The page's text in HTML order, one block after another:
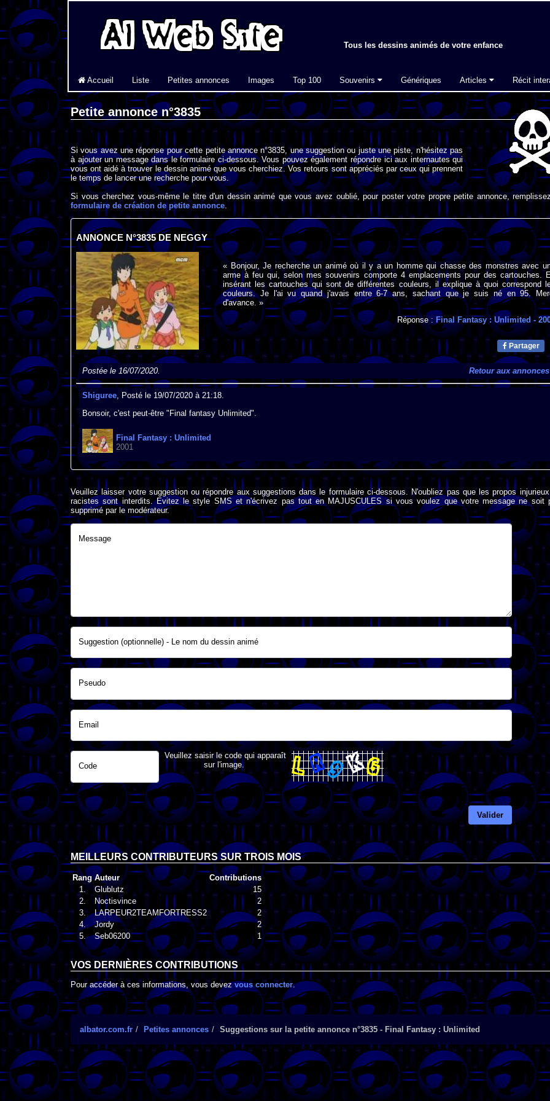
Tous les dessins animés de votre enfance
Accueil Liste Petites annonces Images Top 100 Souvenirs Génériques Articles Récit
Petite annonce n°3835
Si vous avez une réponse pour cette petite annonce n°3835, une suggestion ou juste une piste, n'hésitez pas
à ajouter un message dans le formulaire ci-dessous. Vous pouvez également répondre ici aux internautes qui
vous ont aidé à trouver le dessin animé que vous cherchiez. Vos retours sont appréciés par ceux qui prennent
le temps de lancer une recherche pour vous.
Si vous cherchez vous-même le titre d'un dessin animé que vous avez oublié, pour poster votre propre petite annonce,
formulaire de création de petite annonce.
ANNONCE N°3835 DE NEGGY
« Bonjour, Je recherche un animé où il y a un homme qui chasse des monstres avec
arme à feu qui, selon mes souvenirs comporte 4 emplacements pour des cartouches.
insérant les cartouches qui sont de différentes couleurs, il explique à quoi correspond
couleurs. Je l'ai vu quand j'avais entre 6-7 ans, sachant que je suis né en 95.
d'avance. »
Réponse : Final Fantasy : Unlimited-
Partager
Postée le 16/07/2020. Retour aux annonces
Shiguree, Posté le 19/07/2020 à 21:18.
Bonsoir, c'est peut-être "Final fantasy Unlimited".
Final Fantasy : Unlimited
2001
Veuillez laisser votre suggestion ou répondre aux suggestions dans le formulaire ci-dessous. N'oubliez pas que les propos
racistes sont interdits. Evitez le style SMS et n'écrivez pas tout en MAJUSCULES si vous voulez que votre message ne soit
supprimé par le modérateur.
Message
Suggestion (optionnelle) - Le nom du dessin animé
Pseudo
Email
Code
Veuillez saisir le code qui apparaît
sur l'image.
Valider
MEILLEURS CONTRIBUTEURS SUR TROIS MOIS
Rang Auteur
Contributions
1.
Glublutz
15
2.
Noctisvince
2
3.
LARPEUR2TEAMFORTRESS2
2
4.
Jordy
2
5.
Seb06200 1
VOS DERNIÈRES CONTRIBUTIONS
Pour accéder à ces informations, vous devezvous connecter.
albator.com.fr Petites annonces Suggestions sur la petite annonce n°3835 - Final Fantasy : Unlimited